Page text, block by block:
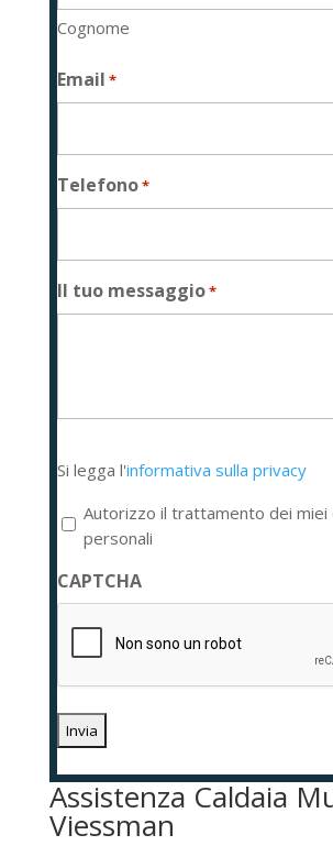
Cognome
Email *
Telefono*
Il tuo messaggio*
legga
l'informativa
sulla
privacy
*
Si legga l'informativa sulla privacy
Autorizzo il trattamento dei miei
personali
CAPTCHA
Assistenza Caldaia
Viessman